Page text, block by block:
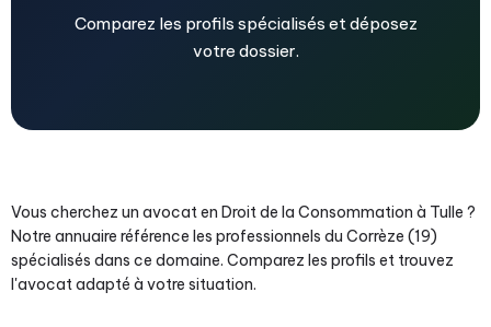
Comparez les profils spécialisés et déposez
votre dossier.
Vous cherchez un avocat en Droit de la Consommation à Tulle ?
Notre annuaire référence les professionnels du Corrèze (19)
spécialisés dans ce domaine. Comparez les profils et trouvez
l'avocat adapté à votre situation.